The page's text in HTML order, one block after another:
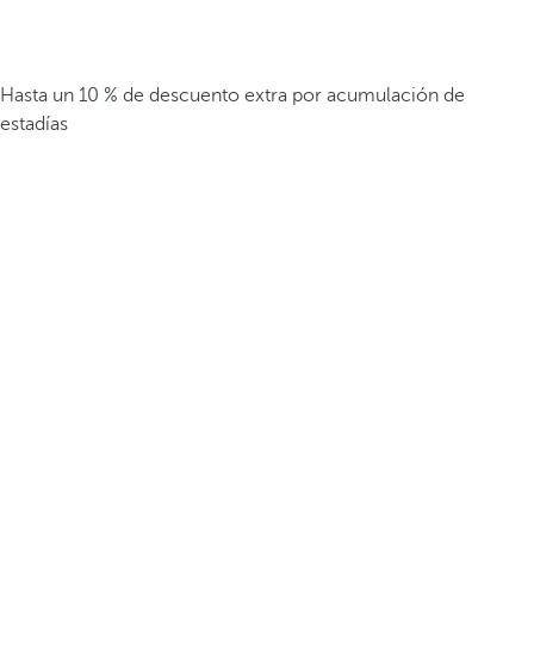
Hasta un 10 % de descuento extra por acumulación de
estadías